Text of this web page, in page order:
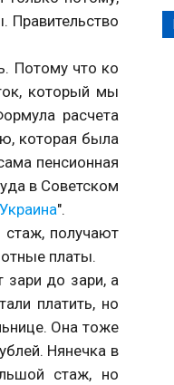
Правительство
Потому что ко
который мы
расчета
которая была
пенсионная
в Советском
".
получают
платы.
зари до зари, а
платить, но
Она тоже
Нянечка в
стаж, но